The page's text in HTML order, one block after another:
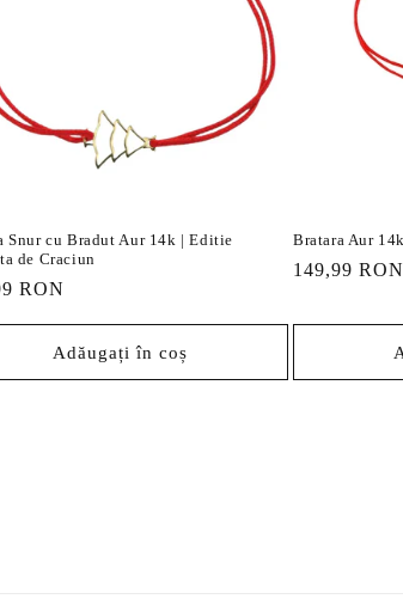
Snur cu Bradut Aur 14k | Editie
de Craciun
RON
Adăugați în coș
Bratara Aur
Preț
149,99 RON